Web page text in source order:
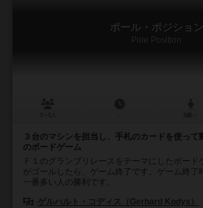
ポール・ポジション
Pole Position
３台のマシンを担当し、手札のカードを使って
のボードゲーム
Ｆ１のグランプリレースをテーマにしたボード
がゴールしたら、ゲーム終了です。ゲーム終了
一番多い人の勝利です。
ゲルハルト・コディス（Gerhard Kodys）